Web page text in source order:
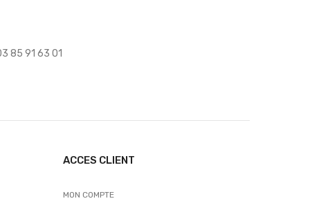
85 91 63 01
ACCES CLIENT
MON COMPTE